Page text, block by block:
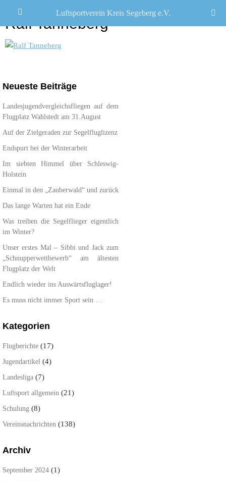
Ralf Tanneberg
Neueste Beiträge
Landesjugendvergleichsfliegen auf dem
Flugplatz Wahlstedt am 31.August
Auf der Zielgeraden zur Segelfluglizenz
Endspurt bei der Winterarbeit
Im siebten Himmel über Schleswig-
Holstein
Einmal in den „Zauberwald“ und zurück
Das lange Warten hat ein Ende
Was treiben die Segelflieger eigentlich
im Winter?
Unser erstes Mal – Sibbi und Jack zum
„Schnupperwettbewerb“ am ältesten
Flugplatz der Welt
Endlich wieder ins Auswärtsfluglager!
Es muss nicht immer Sport sein …
Kategorien
Flugberichte (17)
Jugendartikel (4)
Landesliga (7)
Luftsport allgemein (21)
Schulung (8)
Vereinsnachrichten (138)
Archiv
September 2024 (1)
Luftsportverein Kreis Segeberg e.V.